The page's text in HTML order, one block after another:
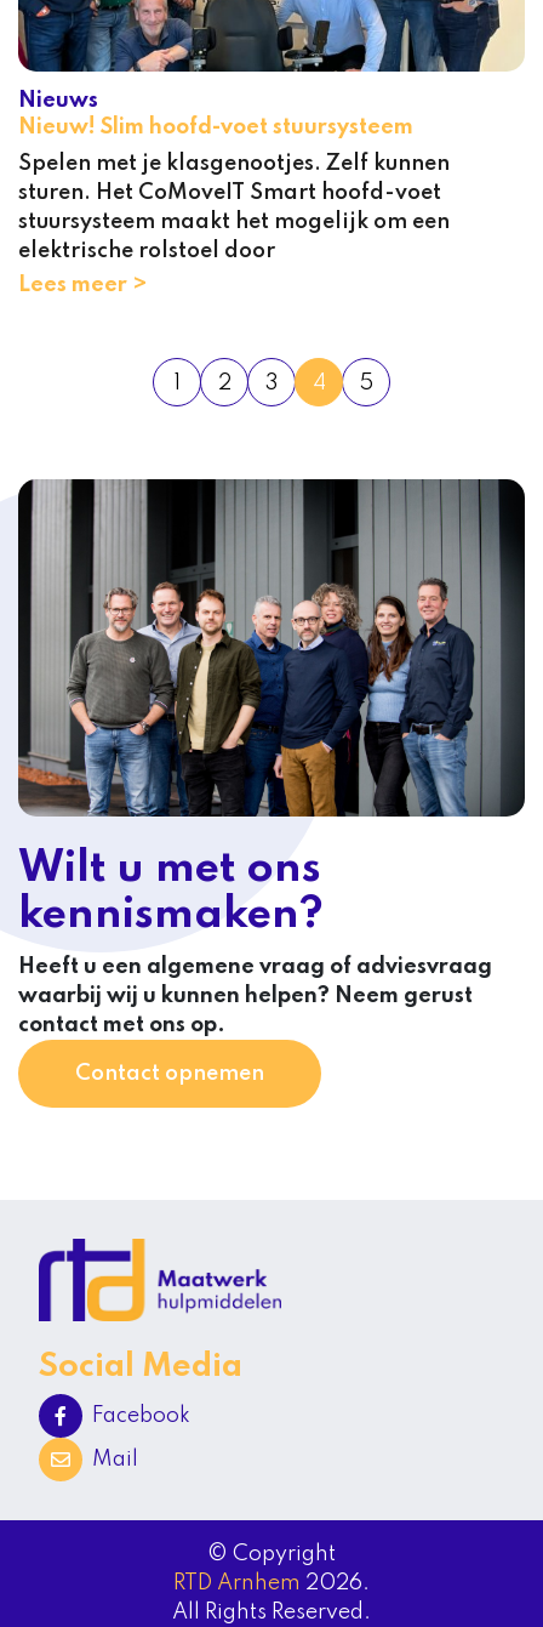
Nieuws
Nieuw! Slim hoofd-voet stuursysteem
Spelen met je klasgenootjes. Zelf kunnen
sturen. Het CoMoveIT Smart hoofd-voet
stuursysteem maakt het mogelijk om een
elektrische rolstoel door
Lees meer >
2 3 4 5
Wilt u met ons
kennismaken?
Heeft u een algemene vraag of adviesvraag
waarbij wij u kunnen helpen? Neem gerust
contact met ons op.
Contact opnemen
Social Media
Facebook
Mail
© Copyright
RTD Arnhem 2026.
All Rights Reserved.